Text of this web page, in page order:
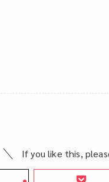
If you like this,